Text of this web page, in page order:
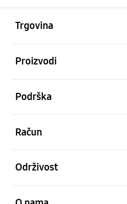
Trgovina
Proizvodi
Podrška
Račun
Održivost